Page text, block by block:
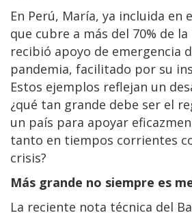
En Perú, María, ya incluida en
que cubre a más del 70% de
recibió apoyo de emergencia
pandemia, facilitado por su
Estos ejemplos reflejan un
¿qué tan grande debe ser el
un país para apoyar
tanto en tiempos corrientes
crisis?
Más grande no siempre es
La reciente nota técnica del